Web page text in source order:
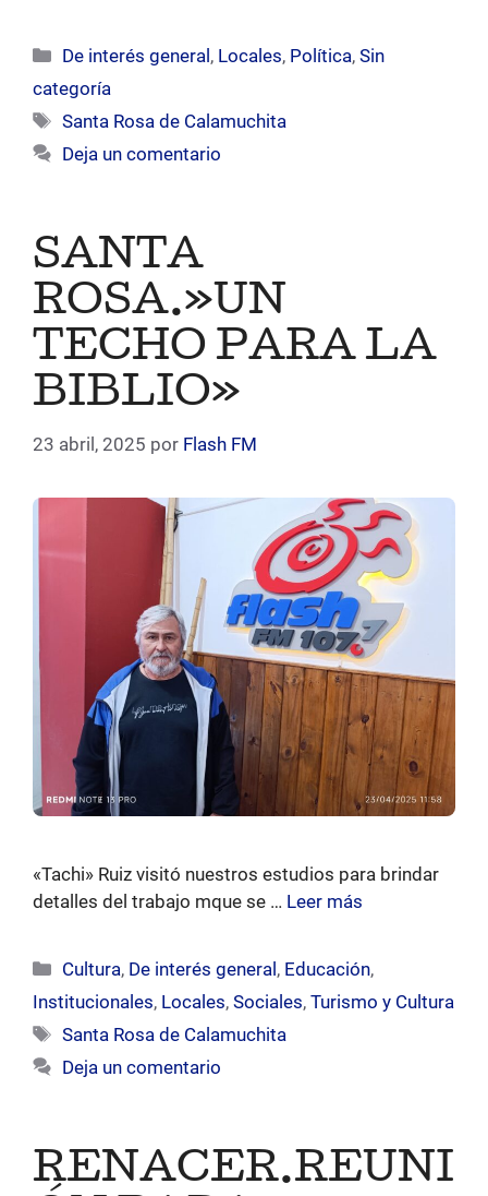
Categorías
De interés general, Locales, Política,Sin
categoría
Etiquetas
Santa Rosa de Calamuchita
Deja un comentario
SANTA
ROSA.»UN
TECHO PARA LA
BIBLIO»
23 abril, 2025 por Flash FM
«Tachi» Ruiz visitó nuestros estudios para brindar
detalles del trabajo mque se … Leer más
Categorías
Cultura, De interés general , Educación,
Institucionales, Locales, Sociales, Turismo y Cultura
Etiquetas
Santa Rosa de Calamuchita
Deja un comentario
RENACER.REUNI